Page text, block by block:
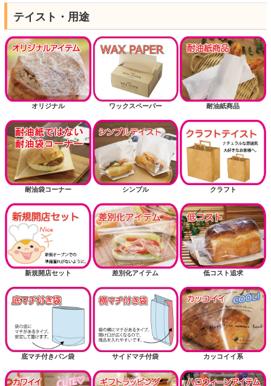
テイスト・用途
オリジナル ワックスペーパー 耐油紙商品
耐油袋コーナー シンプル クラフト
新規開店セット 差別化アイテム 低コスト追求
底マチ付きパン袋 サイドマチ付袋 カッコイイ系